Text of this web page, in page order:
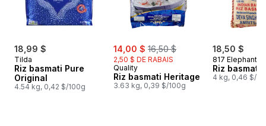
18,99 $
Tilda
Riz basmati Pure
Original
4.54 kg, 0,42 $/100g
sale:
14,00 $ , formerly:
16,50 $
2,50 $ DE RABAIS
Quality
Riz basmati Heritage
3.63 kg, 0,39 $/100g
18,50 $
817 Elephant
Riz basmati
4 kg, 0,46 $/